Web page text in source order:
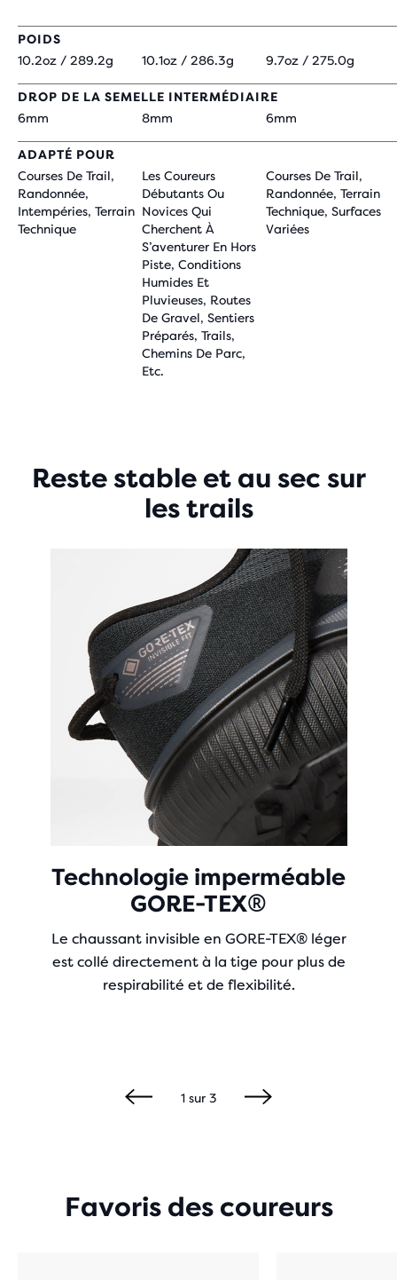
POIDS
10.2oz / 289.2g
10.1oz / 286.3g 9.7oz / 275.0g
DROP DE LA SEMELLE INTERMÉDIAIRE
6mm
8mm 6mm
ADAPTÉ POUR
Courses De Trail,
Randonnée,
Intempéries, Terrain
Technique
Les Coureurs
Débutants Ou
Novices Qui
Cherchent À
S’aventurer En Hors
Piste, Conditions
Humides Et
Pluvieuses, Routes
De Gravel, Sentiers
Préparés, Trails,
Chemins De Parc,
Etc.
Courses De Trail,
Randonnée, Terrain
Technique, Surfaces
Variées
Reste stable et au sec sur
les trails
Technologie imperméable
GORE-TEX®
Le chaussant invisible en GORE-TEX® léger
est collé directement à la tige pour plus de
respirabilité et de flexibilité.
1sur 3
Favoris des coureurs